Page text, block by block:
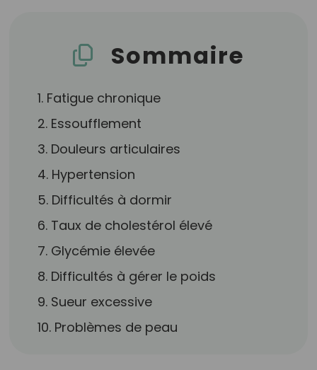
Sommaire
1. Fatigue chronique
2. Essoufflement
3. Douleurs articulaires
4. Hypertension
5. Difficultés à dormir
6. Taux de cholestérol élevé
7. Glycémie élevée
8. Difficultés à gérer le poids
9. Sueur excessive
10. Problèmes de peau